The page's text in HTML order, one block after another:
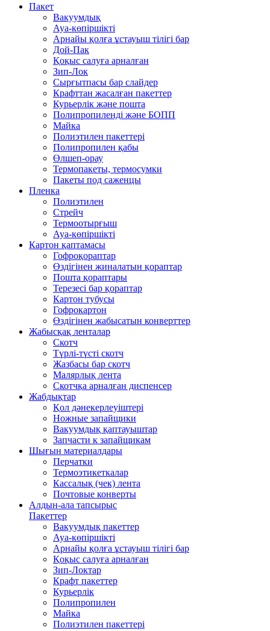
Пакет
Вакуумдық
Ауа-көпіршікті
Арнайы қолға ұстауыш тілігі бар
Дой-Пак
Қоқыс салуға арналған
Зип-Лок
Сырғытпасы бар слайдер
Крафттан жасалған пакеттер
Курьерлік және пошта
Полипропиленді және БОПП
Майка
Полиэтилен пакеттері
Полипропилен қабы
Өлшеп-орау
Термопакеты, термосумки
Пакеты под саженцы
Пленка
Полиэтилен
Стрейч
Термоотырғыш
Ауа-көпіршікті
Картон қаптамасы
Гофроқораптар
Өздігінен жиналатын қораптар
Пошта қораптары
Терезесі бар қораптар
Картон тубусы
Гофрокартон
Өздігінен жабысатын конверттер
Жабысқақ ленталар
Скотч
Түрлі-түсті скотч
Жазбасы бар скотч
Малярлық лента
Скотчқа арналған диспенсер
Жабдықтар
Қол дәнекерлеуіштері
Ножные запайщики
Вакуумдық қаптауыштар
Запчасти к запайщикам
Шығын материалдары
Перчатки
Термоэтикеткалар
Кассалық (чек) лента
Почтовые конверты
Алдын-ала тапсырыс
Пакеттер
Вакуумдық пакеттер
Ауа-көпіршікті
Арнайы қолға ұстауыш тілігі бар
Қоқыс салуға арналған
Зип-Локтар
Крафт пакеттер
Курьерлік
Полипропилен
Майка
Полиэтилен пакеттері